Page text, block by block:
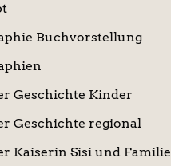
Buchvorstellung
Geschichte Kinder
Geschichte regional
Kaiserin Sisi und Familie